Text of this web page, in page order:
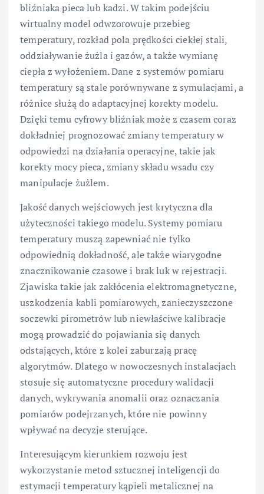
bliźniaka pieca lub kadzi. W takim podejściu
wirtualny model odwzorowuje przebieg
temperatury, rozkład pola prędkości ciekłej stali,
oddziaływanie żużla i gazów, a także wymianę
ciepła z wyłożeniem. Dane z systemów pomiaru
temperatury są stale porównywane z symulacjami, a
różnice służą do adaptacyjnej korekty modelu.
Dzięki temu cyfrowy bliźniak może z czasem coraz
dokładniej prognozować zmiany temperatury w
odpowiedzi na działania operacyjne, takie jak
korekty mocy pieca, zmiany składu wsadu czy
manipulacje żużlem.
Jakość danych wejściowych jest krytyczna dla
użyteczności takiego modelu. Systemy pomiaru
temperatury muszą zapewniać nie tylko
odpowiednią dokładność, ale także wiarygodne
znacznikowanie czasowe i brak luk w rejestracji.
Zjawiska takie jak zakłócenia elektromagnetyczne,
uszkodzenia kabli pomiarowych, zanieczyszczone
soczewki pirometrów lub niewłaściwe kalibracje
mogą prowadzić do pojawiania się danych
odstających, które z kolei zaburzają pracę
algorytmów. Dlatego w nowoczesnych instalacjach
stosuje się automatyczne procedury walidacji
danych, wykrywania anomalii oraz oznaczania
pomiarów podejrzanych, które nie powinny
wpływać na decyzje sterujące.
Interesującym kierunkiem rozwoju jest
wykorzystanie metod sztucznej inteligencji do
estymacji temperatury kąpieli metalicznej na